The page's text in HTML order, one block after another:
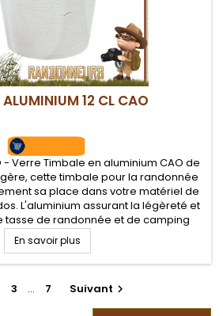
12 CL CAO
- Verre Timbale en aluminium CAO de
cette timbale pour la randonnée
sa place dans votre matériel de
L'aluminium assurant la légèreté et
tasse de randonnée et de camping
En savoir plus
3 … 7 Suivant 